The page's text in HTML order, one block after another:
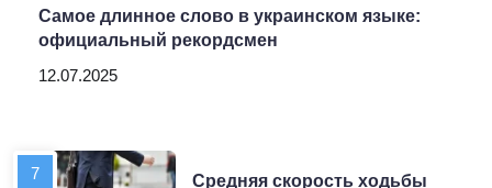
Самое длинное слово в украинском языке:
официальный рекордсмен
12.07.2025
Средняя скорость ходьбы